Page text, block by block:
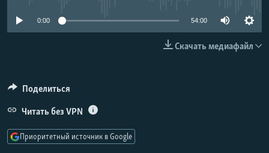
ПОДПИШИТЕСЬ НА РАССЫЛКУ
Все сайты РСЕ/РС
0:00 54:00
Скачать медиафайл
Поделиться
Читать без VPN
Приоритетный источник в Google